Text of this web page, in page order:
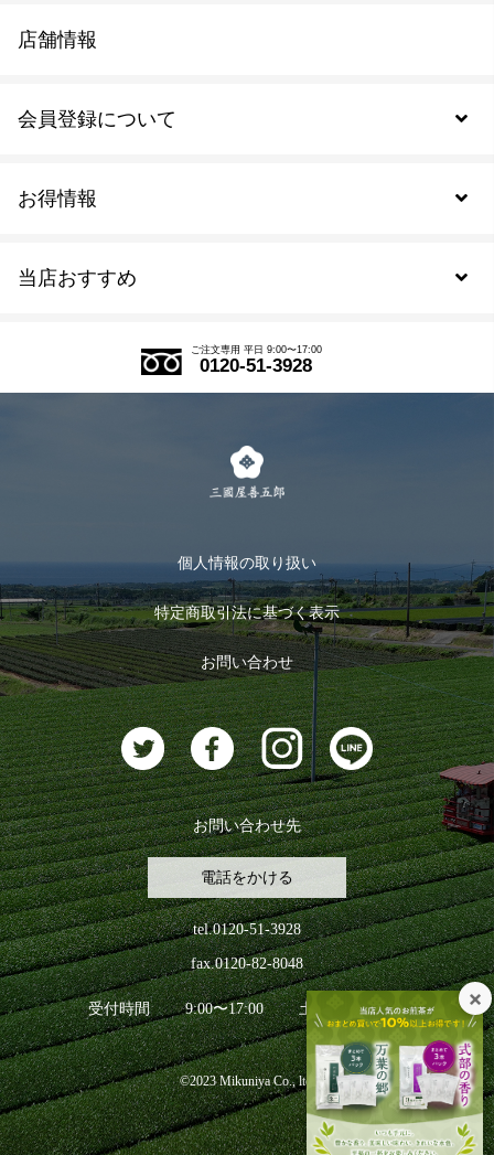
当店おすすめ
式部の香りシリーズ
お茶のギフト
おすすめのお茶
お茶に合うスイーツ
お得情報
会員登録について
会員規約について
ログイン
ログアウト
店舗情報
ご注文専用 平日 9:00〜17:00
0120-51-3928
個人情報の取り扱い
特定商取引法に基づく表示
お問い合わせ
お問い合わせ先
電話をかける
tel.0120-51-3928
fax.0120-82-8048
受付時間 9:00〜17:00 土日祝日を除く
©2023 Mikuniya Co., ltd.